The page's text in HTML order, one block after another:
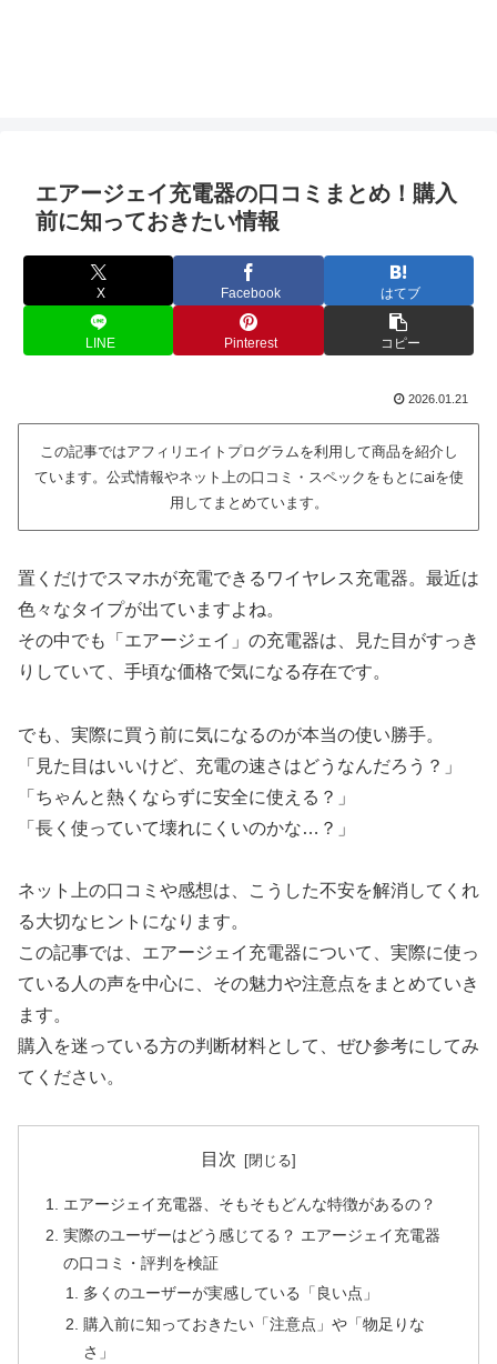
エアージェイ充電器の口コミまとめ！購入
前に知っておきたい情報
X Facebook はてブ
LINE Pinterest コピー
2026.01.21
この記事ではアフィリエイトプログラムを利用して商品を紹介し
ています。公式情報やネット上の口コミ・スペックをもとにaiを使
用してまとめています。
置くだけでスマホが充電できるワイヤレス充電器。最近は
色々なタイプが出ていますよね。
その中でも「エアージェイ」の充電器は、見た目がすっき
りしていて、手頃な価格で気になる存在です。
でも、実際に買う前に気になるのが本当の使い勝手。
「見た目はいいけど、充電の速さはどうなんだろう？」
「ちゃんと熱くならずに安全に使える？」
「長く使っていて壊れにくいのかな…？」
ネット上の口コミや感想は、こうした不安を解消してくれ
る大切なヒントになります。
この記事では、エアージェイ充電器について、実際に使っ
ている人の声を中心に、その魅力や注意点をまとめていき
ます。
購入を迷っている方の判断材料として、ぜひ参考にしてみ
てください。
目次
エアージェイ充電器、そもそもどんな特徴があるの？
実際のユーザーはどう感じてる？ エアージェイ充電器
の口コミ・評判を検証
多くのユーザーが実感している「良い点」
購入前に知っておきたい「注意点」や「物足りな
さ」